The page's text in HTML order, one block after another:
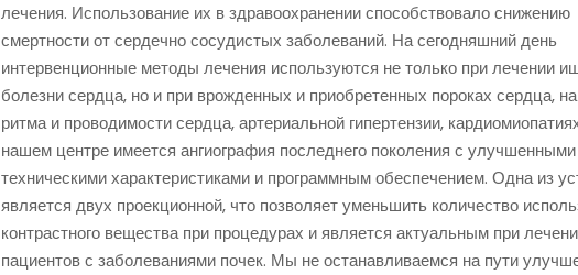
лечения. Использование их в здравоохранении способствовало снижению
смертности от сердечно сосудистых заболеваний. На сегодняшний день
интервенционные методы лечения используются не только при лечении
болезни сердца, но и при врожденных и приобретенных пороках сердца,
ритма и проводимости сердца, артериальной гипертензии,
нашем центре имеется ангиография последнего поколения с улучшенными
техническими характеристиками и программным обеспечением. Одна из
является двух проекционной, что позволяет уменьшить количество
контрастного вещества при процедурах и является актуальным при
пациентов с заболеваниями почек. Мы не останавливаемся на пути